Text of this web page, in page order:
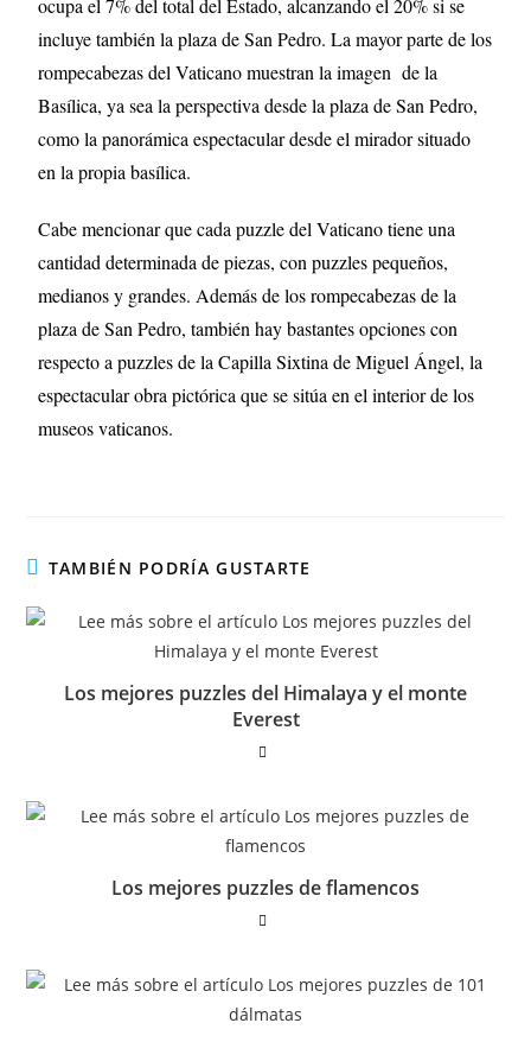
ocupa el 7% del total del Estado, alcanzando el 20% si se
incluye también la plaza de San Pedro. La mayor parte de los
rompecabezas del Vaticano muestran la imagen de la
Basílica, ya sea la perspectiva desde la plaza de San Pedro,
como la panorámica espectacular desde el mirador situado
en la propia basílica.
Cabe mencionar que cada puzzle del Vaticano tiene una
cantidad determinada de piezas, con puzzles pequeños,
medianos y grandes. Además de los rompecabezas de la
plaza de San Pedro, también hay bastantes opciones con
respecto a puzzles de la Capilla Sixtina de Miguel Ángel, la
espectacular obra pictórica que se sitúa en el interior de los
museos vaticanos.
TAMBIÉN PODRÍA GUSTARTE
Los mejores puzzles del Himalaya y el monte
Everest
Los mejores puzzles de flamencos